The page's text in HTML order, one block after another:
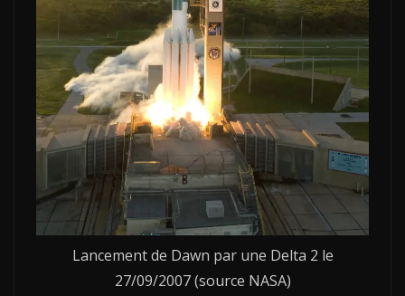
Lancement de Dawn par une Delta 2 le
27/09/2007 (source NASA)